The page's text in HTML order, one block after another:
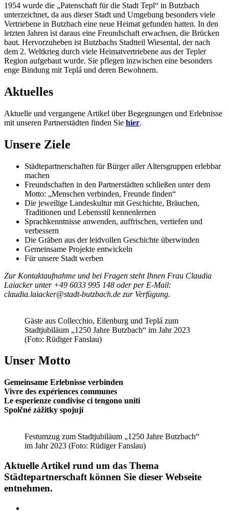
1954 wurde die „Patenschaft für die Stadt Tepl“ in Butzbach
unterzeichnet, da aus dieser Stadt und Umgebung besonders viele
Vertriebene in Butzbach eine neue Heimat gefunden hatten. In den
letzten Jahren ist daraus eine Freundschaft erwachsen, die Brücken
baut. Hervorzuheben ist Butzbachs Stadtteil Wiesental, der nach
dem 2. Weltkrieg durch viele Heimatvertriebene aus der Tepler
Region aufgebaut wurde. Sie pflegen inzwischen eine besonders
enge Bindung mit Teplá und deren Bewohnern.
Aktuelles
Aktuelle und vergangene Artikel über Begegnungen und Erlebnisse
mit unseren Partnerstädten finden Sie hier.
Unsere Ziele
Städtepartnerschaften für Bürger aller Altersgruppen erlebbar
machen
Freundschaften in den Partnerstädten schließen unter dem
Motto: „Menschen verbinden, Freunde finden“
Die jeweilige Landeskultur mit Geschichte, Bräuchen,
Traditionen und Lebensstil kennenlernen
Sprachkenntnisse anwenden, auffrischen, vertiefen und
verbessern
Die Gräben aus der leidvollen Geschichte überwinden
Gemeinsame Projekte entwickeln
Für unsere Stadt werben
Zur Kontaktaufnahme und bei Fragen steht Ihnen Frau Claudia
Laiacker unter +49 6033 995 148 oder per E-Mail:
claudia.laiacker@stadt-butzbach.de zur Verfügung.
Gäste aus Collecchio, Eilenburg und Teplá zum
Stadtjubiläum „1250 Jahre Butzbach“ im Jahr 2023
(Foto: Rüdiger Fanslau)
Unser Motto
Gemeinsame Erlebnisse verbinden
Vivre des expériences communes
Le esperienze condivise ci tengono uniti
Spolčné zážitky spojují
Festumzug zum Stadtjubiläum „1250 Jahre Butzbach“
im Jahr 2023 (Foto: Rüdiger Fanslau)
Aktuelle Artikel rund um das Thema
Städtepartnerschaft können Sie dieser Webseite
entnehmen.